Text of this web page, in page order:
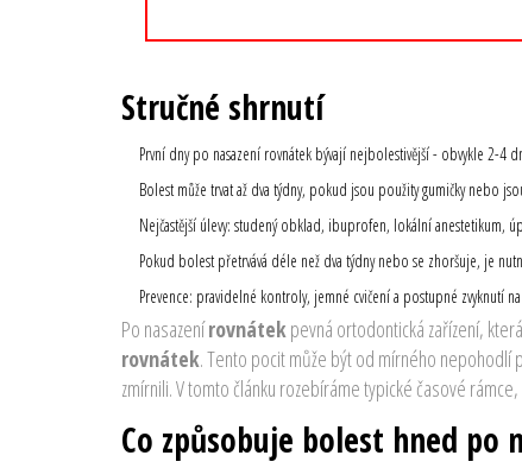
Stručné shrnutí
První dny po nasazení rovnátek bývají nejbolestivější - obvykle 2-4
Bolest může trvat až dva týdny, pokud jsou použity gumičky nebo
Nejčastější úlevy: studený obklad, ibuprofen, lokální anestetikum,
Pokud bolest přetrvává déle než dva týdny nebo se zhoršuje, je
Prevence: pravidelné kontroly, jemné cvičení a postupné zvyknutí
Po nasazenírovnátekpevná ortodontická zařízení,
rovnátek. Tento pocit může být od mírného
zmírnili. V tomto článku rozebíráme typické časové
Co způsobuje bolest hned po